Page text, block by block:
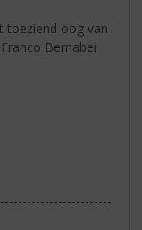
toeziend oog van
Bernabei